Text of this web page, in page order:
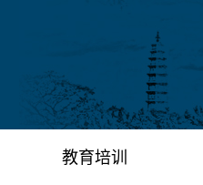
教育培训